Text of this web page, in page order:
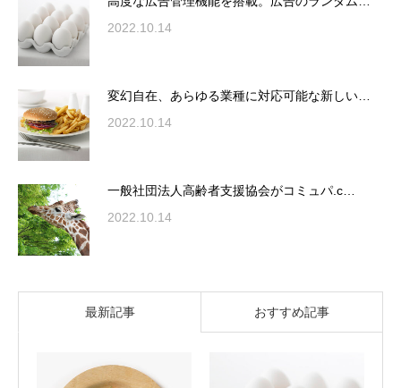
2022.10.14
変幻自在、あらゆる業種に対応可能な新しい…
2022.10.14
一般社団法人高齢者支援協会がコミュパ.c…
2022.10.14
最新記事 おすすめ記事